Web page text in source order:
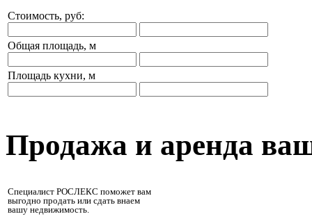
Стоимость, руб:
Общая площадь, м
Площадь кухни, м
Продажа и аренда
Специалист РОСЛЕКС поможет вам
выгодно продать или сдать внаем
вашу недвижимость.